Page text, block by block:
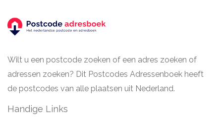
Wilt u een postcode zoeken of een adres zoeken of
adressen zoeken? Dit Postcodes Adressenboek heeft
de postcodes van alle plaatsen uit Nederland.
Handige Links